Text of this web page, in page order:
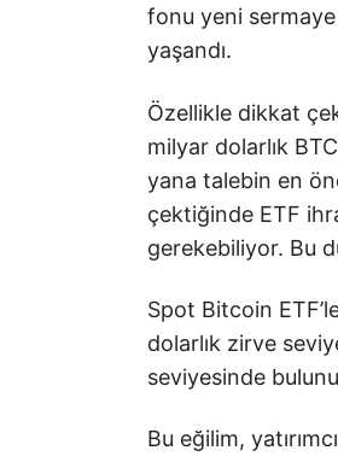
fonu yeni
yaşandı.
Özellikle dikkat
milyar dolarlık
yana talebin en
çektiğinde ETF
gerekebiliyor. Bu
Spot Bitcoin
dolarlık zirve
seviyesinde
Bu eğilim,